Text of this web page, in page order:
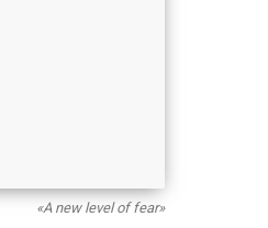
«A new level of fear»